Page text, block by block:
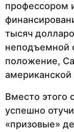
профессором
тысяч
неподъемной
положение,
американской
Вместо этого
успешно
«призовые»